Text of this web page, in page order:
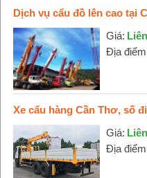
Dịch vụ cẩu đồ lên cao tại
Giá:
Địa
Xe cẩu hàng Cần Thơ, số
Giá:
Địa